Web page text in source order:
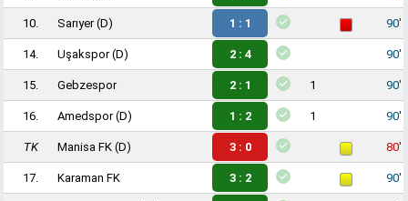
10. Sarıyer(D) 1 : 1 90'
14. Uşakspor(D) 2 : 4 90'
15. Gebzespor 2 : 1 1 90'
16. Amedspor(D) 1 : 2 1 90'
TK Manisa FK (D) 3 : 0 80'
17. Karaman FK 3 : 2 90'